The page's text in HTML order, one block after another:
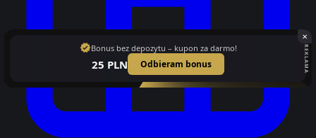
✕
verifiedBonus bez depozytu – kupon za darmo!
25 PLN Odbieram bonus REKLAMA